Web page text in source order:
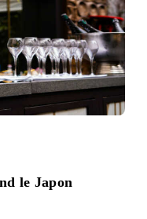
le Japon